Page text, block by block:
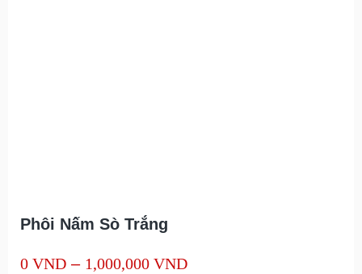
Phôi Nấm Sò Trắng
0 VND – 1,000,000 VND